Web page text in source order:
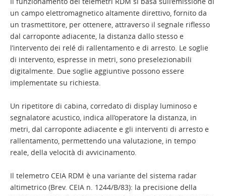
un campo elettromagnetico altamente direttivo, fornito da
un trasmettitore, per ottenere, attraverso il segnale riflesso
dal carroponte adiacente, la distanza dallo stesso e
l’intervento dei relé di rallentamento e di arresto. Le soglie
di intervento, espresse in metri, sono preselezionabili
digitalmente. Due soglie aggiuntive possono essere
implementate su richiesta.
Un ripetitore di cabina, corredato di display luminoso e
segnalatore acustico, indica all’operatore la distanza, in
metri, dal carroponte adiacente e gli interventi di arresto e
rallentamento, permettendo una valutazione, in tempo
reale, della velocità di avvicinamento.
Il telemetro CEIA RDM è una variante del sistema radar
altimetrico (Brev. CEIA n. 1244/B/83): la precisione della